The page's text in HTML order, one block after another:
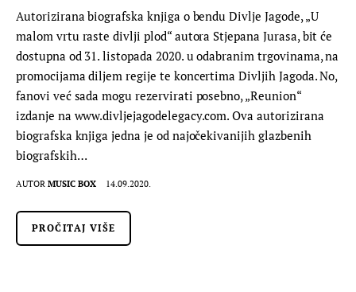
Autorizirana biografska knjiga o bendu Divlje Jagode, „U
malom vrtu raste divlji plod“ autora Stjepana Jurasa, bit će
dostupna od 31. listopada 2020. u odabranim trgovinama, na
promocijama diljem regije te koncertima Divljih Jagoda. No,
fanovi već sada mogu rezervirati posebno, „Reunion“
izdanje na www.divljejagodelegacy.com. Ova autorizirana
biografska knjiga jedna je od najočekivanijih glazbenih
biografskih…
AUTOR MUSIC BOX 14.09.2020.
PROČITAJ VIŠE